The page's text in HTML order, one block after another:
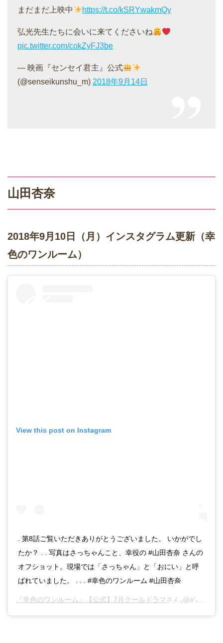
まだまだ上映中 https://t.co/kSRYwakmQy
弘光先生たちに会いに来てくださいね
pic.twitter.com/cokZyFJ3be
— 映画『センセイ君主』公式
(@senseikunshu_m) 2018年9月14日
山田杏奈
2018年9月10日（月）インスタグラム更新（幸
色のワンルーム）
View this post on Instagram
. 第8話ご覧いただきありがとうございました。 いかがでし
たか？ . . 写真はさっちゃんこと、幸役の #山田杏奈 さんの
オフショット。現場では「さっちゃん」と「おにい」と呼
ばれていました。 . . . #幸色のワンルーム #山田杏奈
『幸色のワンルーム』【公式】7月クールドラマさん(@abc_sachiiro)がシェアした投稿 –